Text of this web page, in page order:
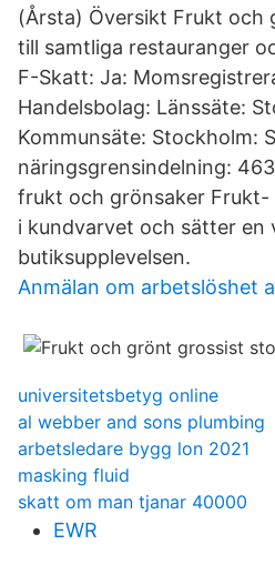
(Årsta) Översikt Frukt och
till samtliga restauranger
F-Skatt: Ja:
Handelsbolag: Länssäte:
Kommunsäte: Stockholm:
näringsgrensindelning:
frukt och grönsaker
i kundvarvet och sätter en
butiksupplevelsen.
Anmälan om arbetslöshet
universitetsbetyg online
al webber and sons plumbing
arbetsledare bygg lon 2021
masking fluid
skatt om man tjanar 40000
EWR